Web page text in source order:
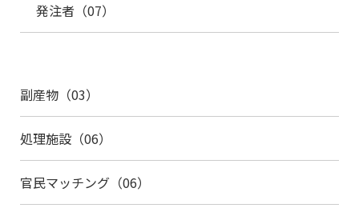
発注者（07）
副産物（03）
処理施設（06）
官民マッチング（06）